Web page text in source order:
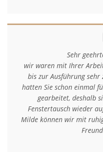
Sehr
wir waren mit Ihrer
bis zur Ausführung
hatten Sie schon einmal
gearbeitet, deshalb
Fenstertausch wieder
Milde können wir mit